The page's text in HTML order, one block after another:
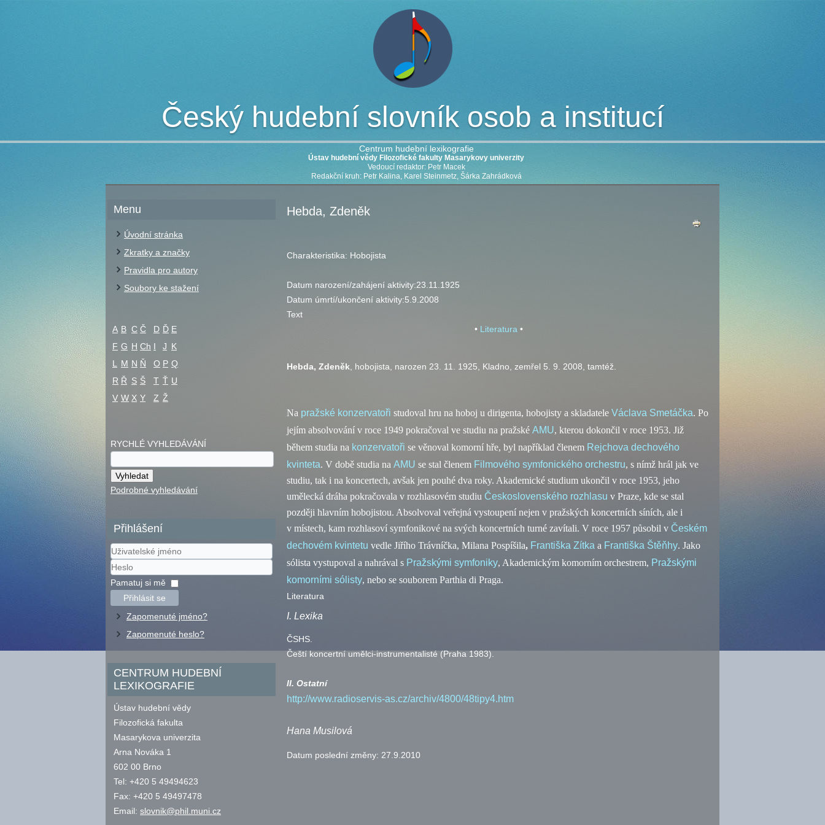
Český hudební slovník osob a institucí
Centrum hudební lexikografie
Ústav hudební vědy Filozofické fakulty Masarykovy univerzity
Vedoucí redaktor: Petr Macek
Redakční kruh: Petr Kalina, Karel Steinmetz, Šárka Zahrádková
Menu
Úvodní stránka
Zkratky a značky
Pravidla pro autory
Soubory ke stažení
A B C Č D Ď E
F G H Ch I J K
L
M N Ň O P Q
R Ř S Š T Ť U
V W X Y Z Ž
RYCHLÉ VYHLEDÁVÁNÍ
Podrobné vyhledávání
Přihlášení
Uživatelské
jméno
Heslo
Pamatuj si mě
Přihlásit se
Zapomenuté jméno?
Zapomenuté heslo?
CENTRUM HUDEBNÍ
LEXIKOGRAFIE
Ústav hudební vědy
Filozofická fakulta
Masarykova univerzita
Arna Nováka 1
602 00 Brno
Tel: +420 5 49494623
Fax: +420 5 49497478
Email: slovnik@phil.muni.cz
Hebda, Zdeněk
Charakteristika: Hobojista
Datum narození/zahájení aktivity:23.11.1925
Datum úmrtí/ukončení aktivity:5.9.2008
Text
• Literatura •
Hebda, Zdeněk , hobojista, narozen 23. 11. 1925, Kladno, zemřel 5. 9. 2008, tamtéž.
Na pražské konzervatoři studoval hru na hoboj u dirigenta, hobojisty a skladatele Václava Smetáčka. Po
jejím absolvování v roce 1949 pokračoval ve studiu na pražské AMU, kterou dokončil v roce 1953. Již
během studia na konzervatoři se věnoval komorní hře, byl například členem Rejchova dechového
kvinteta. V době studia na AMU se stal členem Filmového symfonického orchestru, s nímž hrál jak ve
studiu, tak i na koncertech, avšak jen pouhé dva roky. Akademické studium ukončil v roce 1953, jeho
umělecká dráha pokračovala v rozhlasovém studiu Československého rozhlasu v Praze, kde se stal
později hlavním hobojistou. Absolvoval veřejná vystoupení nejen v pražských koncertních síních, ale i
v místech, kam rozhlasoví symfonikové na svých koncertních turné zavítali. V roce 1957 působil v Českém
dechovém kvintetu vedle Jiřího Trávníčka, Milana Pospíšila, Františka Zítka a Františka Štěňhy. Jako
sólista vystupoval a nahrával s Pražskými symfoniky, Akademickým komorním orchestrem, Pražskými
komorními sólisty, nebo se souborem Parthia di Praga.
Literatura
I. Lexika
ČSHS
Čeští koncertní umělci-instrumentalisté (Praha 1983).
II. Ostatní
http://www.radioservis-as.cz/archiv/4800/48tipy4.htm
Hana Musilová
Datum poslední změny: 27.9.2010